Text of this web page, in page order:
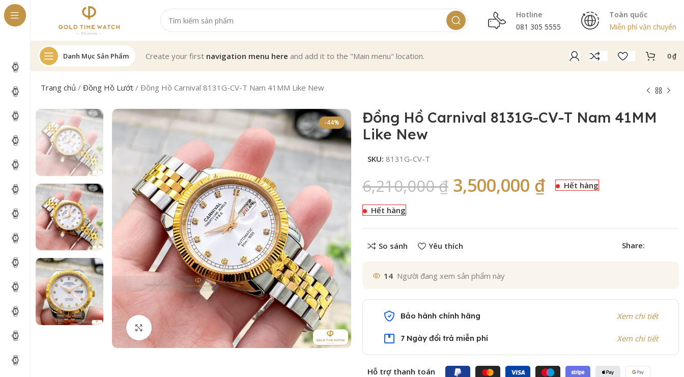
Hotline
081 305 5555
Toàn quốc
Miễn phí vận chuyển
Danh Mục Sản Phẩm Create your first navigation menu here and add it to the "Main menu" location. 0₫
Trang chủ /Đồng Hồ Lướt /Đồng Hồ Carnival 8131G-CV-T Nam 41MM Like New
-44%
Click to enlarge
Đồng Hồ Carnival 8131G-CV-T Nam 41MM
Like New
SKU: 8131G-CV-T
6,210,000₫ 3,500,000 ₫ Hết hàng
Hết hàng
So sánh Yêu thích Share:
14 Người đang xem sản phẩm này
Bảo hành chính hãng Xem chi tiết
7 Ngày đổi trả miễn phí Xem chi tiết
Hỗ trợ thanh toán